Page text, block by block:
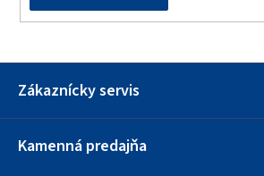
Zákaznícky servis
Kamenná predajňa